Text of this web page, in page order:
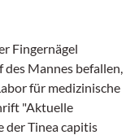
Fingernägel
Mannes befallen,
für medizinische
"Aktuelle
der Tinea capitis